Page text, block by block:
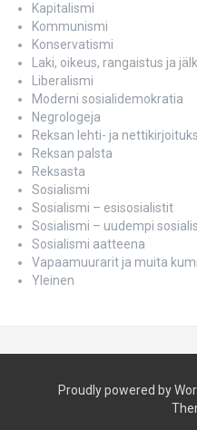
Kapitalismi
Kommunismi
Konservatismi
Laki, oikeus, rangaistus ja
Liberalismi
Moderni sosialidemokratia
Negrologeja
Reksan lehti- ja
Reksan palsta
Reksasta
Sosialismi
Sosialismi – esisosialistit
Sosialismi – uudempi
Sosialismi aatteena
Vapaamuurarit ja muita
Yleinen
Proudly powered by